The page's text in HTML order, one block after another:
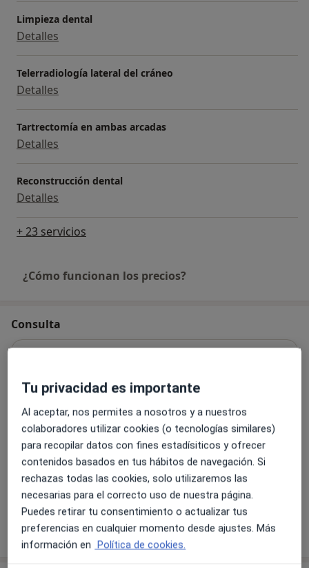
Limpieza dental
Detalles
Telerradiología lateral del cráneo
Detalles
Tartrectomía en ambas arcadas
Detalles
Reconstrucción dental
Detalles
+ 23 servicios
¿Cómo funcionan los precios?
Consulta
Ampliarse abre en una nueva
Disponibilidad
Mostrar el calendario
Mostrar más detalles
sobre la dirección
Tu privacidad es importante
Al aceptar, nos permites a nosotros y a nuestros
colaboradores utilizar cookies (o tecnologías similares)
para recopilar datos con fines estadísiticos y ofrecer
contenidos basados en tus hábitos de navegación. Si
rechazas todas las cookies, solo utilizaremos las
necesarias para el correcto uso de nuestra página.
Puedes retirar tu consentimiento o actualizar tus
preferencias en cualquier momento desde ajustes. Más
información en Política de cookies.